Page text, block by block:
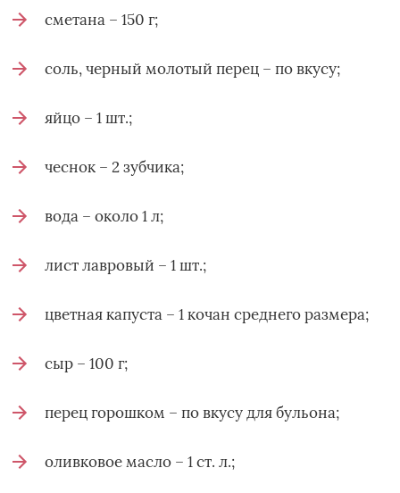
сметана – 150 г;
соль, черный молотый перец – по вкусу;
яйцо – 1 шт.;
чеснок – 2 зубчика;
вода – около 1 л;
лист лавровый – 1 шт.;
цветная капуста – 1 кочан среднего размера;
сыр – 100 г;
перец горошком – по вкусу для бульона;
оливковое масло – 1 ст. л.;